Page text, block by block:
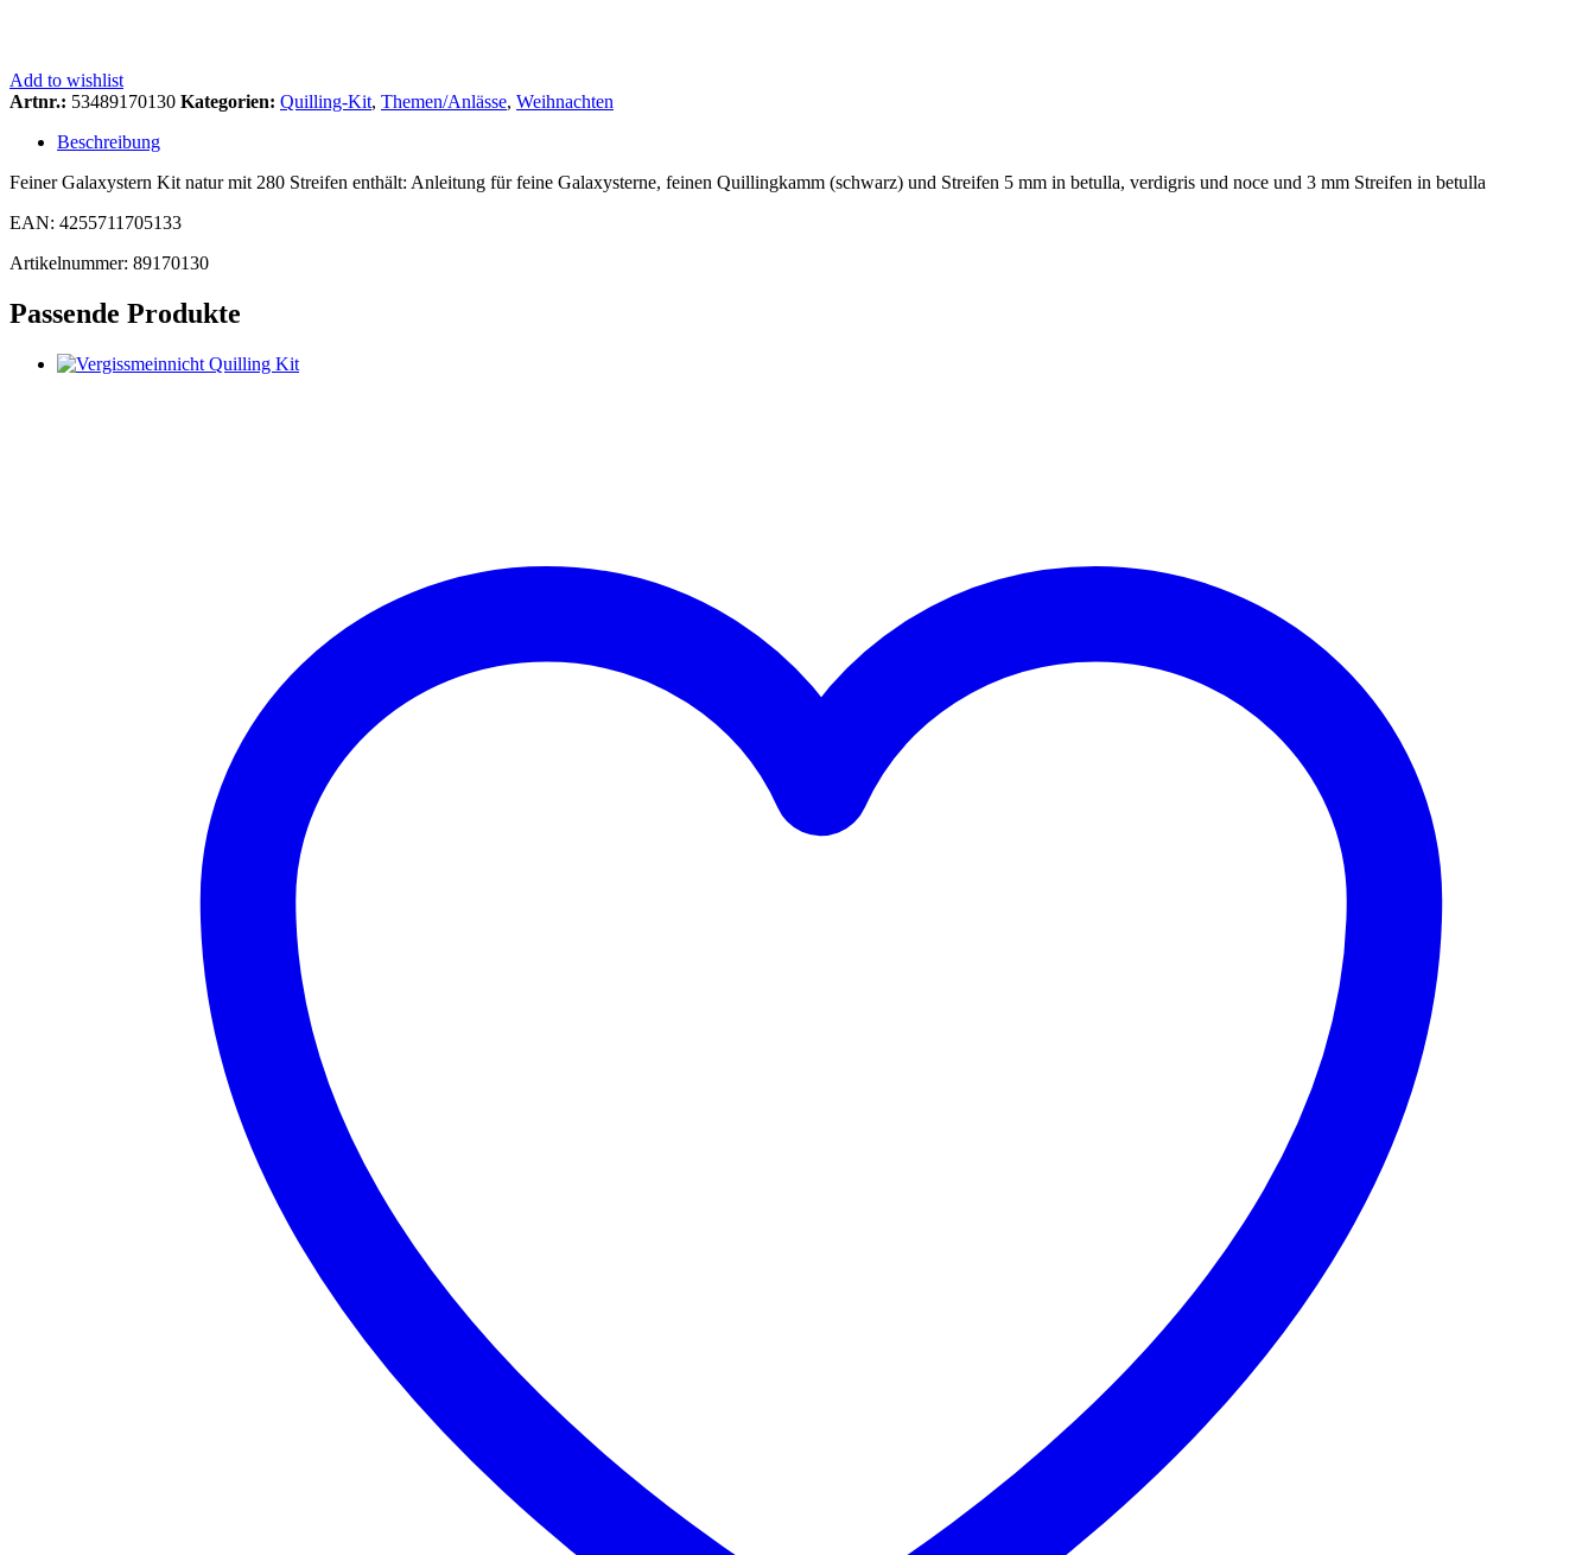
Add to wishlist
Artnr.: 53489170130 Kategorien: Quilling-Kit, Themen/Anlässe, Weihnachten
Beschreibung
Feiner Galaxystern Kit natur mit 280 Streifen enthält: Anleitung für feine Galaxysterne, feinen Quillingkamm (schwarz) und Streifen 5 mm in betulla, verdigris und noce und 3 mm Streifen in betulla
EAN: 4255711705133
Artikelnummer: 89170130
Passende Produkte